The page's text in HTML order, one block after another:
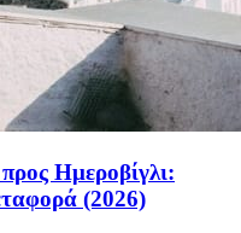
Ημεροβίγλι:
(2026)